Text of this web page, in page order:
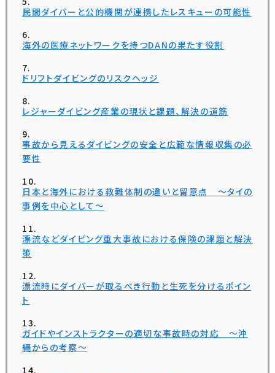
民間ダイバーと公的機関が連携したレスキューの可能性
海外の医療ネットワークを持つDANの果たす役割
ドリフトダイビングのリスクヘッジ
レジャーダイビング産業の現状と課題、解決の道筋
事故から見えるダイビングの安全と広範な情報収集の必
要性
日本と海外における救難体制の違いと留意点 〜タイの
事例を中心として〜
漂流などダイビング重大事故における保険の課題と解決
策
漂流時にダイバーが取るべき行動と生死を分けるポイン
ト
ガイドやインストラクターの適切な事故時の対応 ～沖
縄からの考察～